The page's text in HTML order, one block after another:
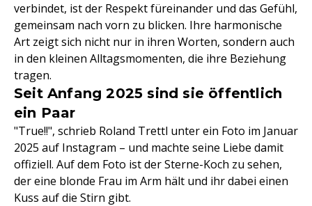
verbindet, ist der Respekt füreinander und das Gefühl,
gemeinsam nach vorn zu blicken. Ihre harmonische
Art zeigt sich nicht nur in ihren Worten, sondern auch
in den kleinen Alltagsmomenten, die ihre Beziehung
tragen.
Seit Anfang 2025 sind sie öffentlich
ein Paar
"True!!", schrieb Roland Trettl unter ein Foto im Januar
2025 auf Instagram – und machte seine Liebe damit
offiziell. Auf dem Foto ist der Sterne-Koch zu sehen,
der eine blonde Frau im Arm hält und ihr dabei einen
Kuss auf die Stirn gibt.